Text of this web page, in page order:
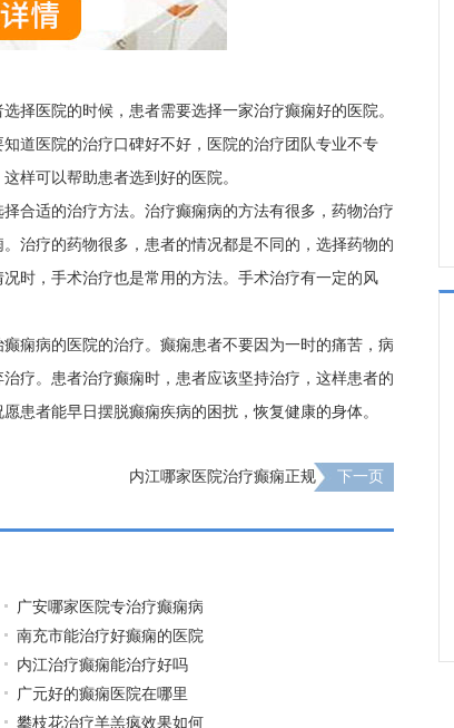
择医院的时候，患者需要选择一家治疗癫痫好的医院。
道医院的治疗口碑好不好，医院的治疗团队专业不专
样可以帮助患者选到好的医院。
合适的治疗方法。治疗癫痫病的方法有很多，药物治疗
治疗的药物很多，患者的情况都是不同的，选择药物的
时，手术治疗也是常用的方法。手术治疗有一定的风
痫病的医院的治疗。癫痫患者不要因为一时的痛苦，病
疗。患者治疗癫痫时，患者应该坚持治疗，这样患者的
患者能早日摆脱癫痫疾病的困扰，恢复健康的身体。
内江哪家医院治疗癫痫正规 下一页
广安哪家医院专治疗癫痫病
南充市能治疗好癫痫的医院
内江治疗癫痫能治疗好吗
广元好的癫痫医院在哪里
攀枝花治疗羊羔疯效果如何